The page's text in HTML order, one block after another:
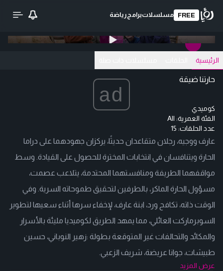
FREE مسلسلاتبرامج رياضة
تحميل الفيديو
الرئيسية
حارتنا ضيقة
ad
كوميدي
الفئة العمرية: All
عدد الحلقات: 15
عارف ووجيه، رجلان متقاعدان حديثًا، يركزان جهودهما على دراما
الحارة ويتنافسان في انتخابات المخترة للحصول على القيادة. وسط
مواقفهما الطريفة ومنافستهما المحتدمة، يتلاعب عصمت،
مسؤول الحارة الماكر، بالطرفين لتحقيق طموحاته السرية. وفي
الوقت ذاته، تكافح ورد، ابنة عارف، لإخفاء سرها أثناء سعيها لتطوير
السوبرماركت العائلي، مما يمهد الطريق لكوميديا مليئة بالأسرار
والمكائد والتحالفات غير المتوقعة بطولة :زهير النوباني، حسين
طبيشات، جوانا عريضة، شريف الزعبي.
عرض المزيد